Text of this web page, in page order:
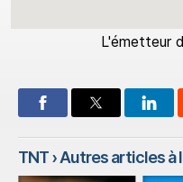
L'émetteur
TNT› Autres articles à